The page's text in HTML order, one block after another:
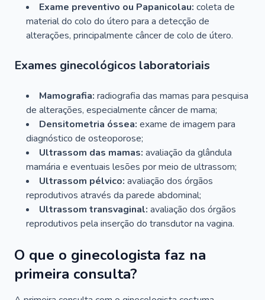
Exame preventivo ou Papanicolau: coleta de
material do colo do útero para a detecção de
alterações, principalmente câncer de colo de útero.
Exames ginecológicos laboratoriais
Mamografia: radiografia das mamas para pesquisa
de alterações, especialmente câncer de mama;
Densitometria óssea: exame de imagem para
diagnóstico de osteoporose;
Ultrassom das mamas: avaliação da glândula
mamária e eventuais lesões por meio de ultrassom;
Ultrassom pélvico: avaliação dos órgãos
reprodutivos através da parede abdominal;
Ultrassom transvaginal: avaliação dos órgãos
reprodutivos pela inserção do transdutor na vagina.
O que o ginecologista faz na
primeira consulta?